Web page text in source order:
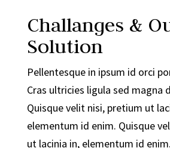
Challanges &
Solution
Pellentesque in ipsum id orci
Cras ultricies ligula sed magna
Quisque velit nisi, pretium ut
elementum id enim. Quisque
ut lacinia in, elementum id